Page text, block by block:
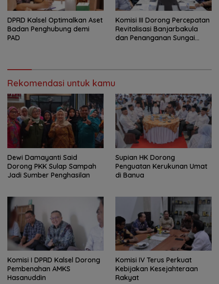
‎DPRD Kalsel Optimalkan Aset
Badan Penghubung demi
PAD
‎Komisi III Dorong Percepatan
Revitalisasi Banjarbakula
dan Penanganan Sungai
Rekomendasi untuk kamu
Dewi Damayanti Said
Dorong PKK Sulap Sampah
Jadi Sumber Penghasilan
Supian HK Dorong
Penguatan Kerukunan Umat
di Banua
Komisi I DPRD Kalsel Dorong
Pembenahan AMKS
Hasanuddin
Komisi IV Terus Perkuat
Kebijakan Kesejahteraan
Rakyat